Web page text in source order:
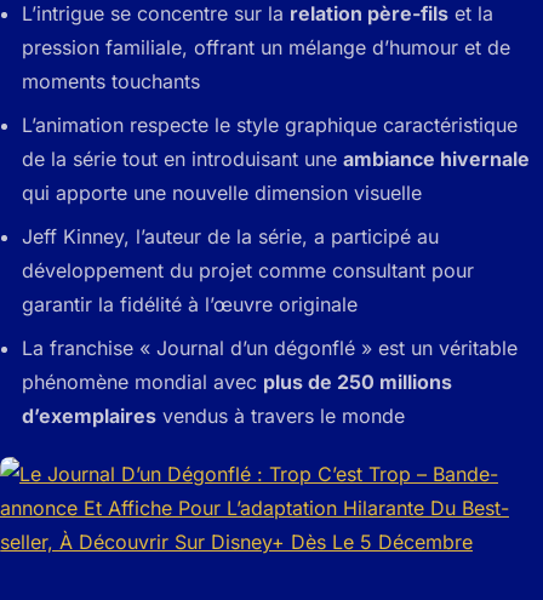
L’intrigue se concentre sur la relation père-fils et la
pression familiale, offrant un mélange d’humour et de
moments touchants
L’animation respecte le style graphique caractéristique
de la série tout en introduisant une ambiance hivernale
qui apporte une nouvelle dimension visuelle
Jeff Kinney, l’auteur de la série, a participé au
développement du projet comme consultant pour
garantir la fidélité à l’œuvre originale
La franchise « Journal d’un dégonflé » est un véritable
phénomène mondial avec plus de 250 millions
d’exemplaires vendus à travers le monde